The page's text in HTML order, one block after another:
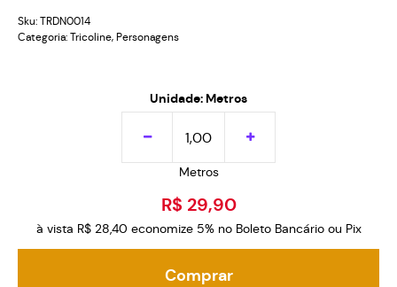
Sku: TRDN0014
Categoria: Tricoline, Personagens
Unidade: Metros
Metros
R$ 29,90
à vista R$ 28,40 economize 5% no Boleto Bancário ou Pix
Comprar